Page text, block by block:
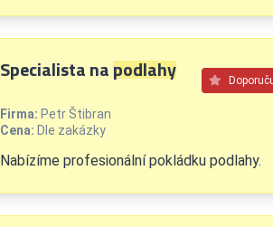
Specialista napodlahy
Firma: Petr Štibran
Cena: Dle zakázky
Nabízíme profesionální pokládku podlahy.